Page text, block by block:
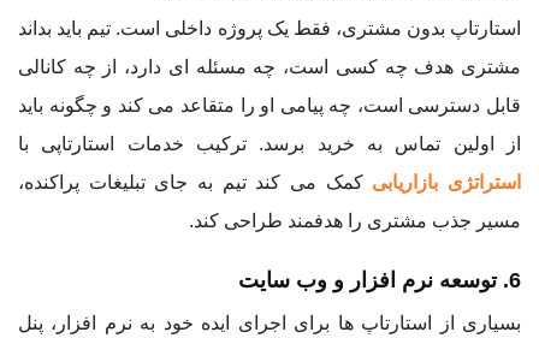
استارتاپ بدون مشتری، فقط یک پروژه داخلی است. تیم باید بداند
مشتری هدف چه کسی است، چه مسئله ای دارد، از چه کانالی
قابل دسترسی است، چه پیامی او را متقاعد می کند و چگونه باید
از اولین تماس به خرید برسد. ترکیب خدمات استارتاپی با
استراتژی بازاریابی کمک می کند تیم به جای تبلیغات پراکنده،
مسیر جذب مشتری را هدفمند طراحی کند.
6. توسعه نرم افزار و وب سایت
بسیاری از استارتاپ ها برای اجرای ایده خود به نرم افزار، پنل